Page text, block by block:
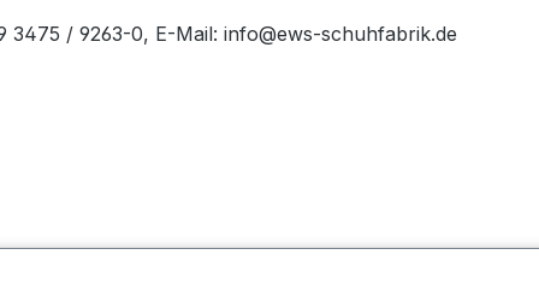
3475 / 9263-0, E-Mail: info@ews-schuhfabrik.de